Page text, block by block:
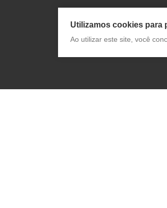
Utilizamos cookies para
Ao utilizar este site, você